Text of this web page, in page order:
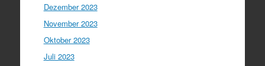
Dezember 2023
November 2023
Oktober 2023
Juli 2023